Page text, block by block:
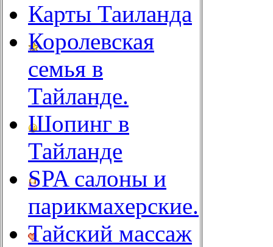
Карты Таиланда
Королевская
семья в
Тайланде.
Шопинг в
Тайланде
SPA салоны и
парикмахерские.
Тайский массаж